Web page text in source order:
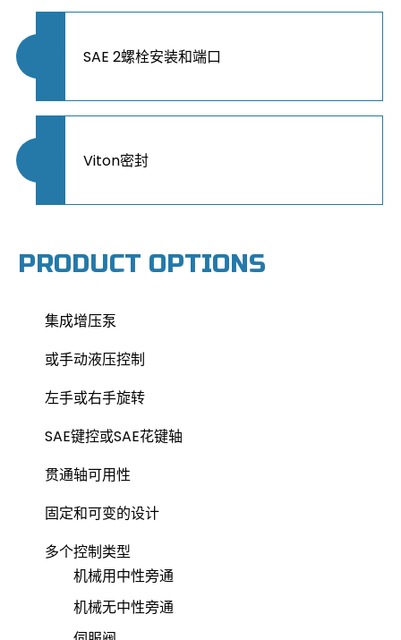
SAE 2螺栓安装和端口
Viton密封
PRODUCT OPTIONS
集成增压泵
或手动液压控制
左手或右手旋转
SAE键控或SAE花键轴
贯通轴可用性
固定和可变的设计
多个控制类型
机械用中性旁通
机械无中性旁通